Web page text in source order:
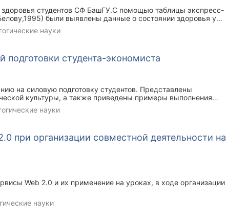
здоровья студентов СФ БашГУ.С помощью таблицы экспресс-
были выявлены данные о состоянии здоровья у
науки
подготовки студента-экономиста
на силовую подготовку студентов. Представлены
культуры, а также приведены примеры выполнения
на личном примере, что гиревой спорт по воздействию на
эффективных средств физического развития. Выявлено, что
науки
при организации совместной деятельности на
Web 2.0 и их применение на уроках, в ходе организации
науки